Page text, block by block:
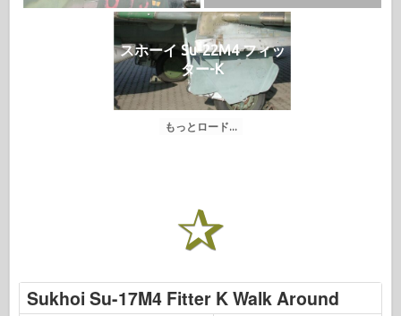
スホーイ Su-22M4 フィッ
ター-K
もっとロード...
Sukhoi Su-17M4 Fitter K Walk Around